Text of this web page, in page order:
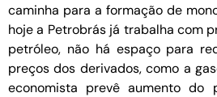
caminha para a formação de
hoje a Petrobrás já trabalha com
petróleo, não há espaço para
preços dos derivados, como a
economista prevê aumento do